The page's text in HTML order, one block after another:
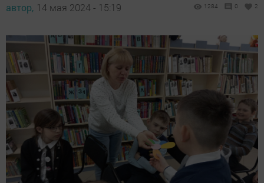
автор, 14 мая 2024 - 15:19 1284 0 2